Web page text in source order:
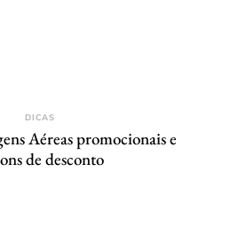
DICAS
Aéreas promocionais e
de desconto